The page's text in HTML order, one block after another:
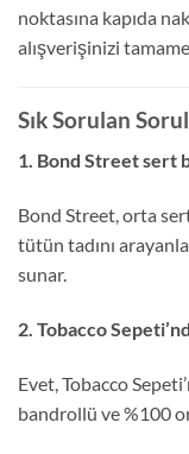
noktasına kapıda
alışverişinizi
Sık Sorulan
1. Bond Street sert
Bond Street, orta
tütün tadını
sunar.
2. Tobacco
Evet, Tobacco
bandrollü ve %100